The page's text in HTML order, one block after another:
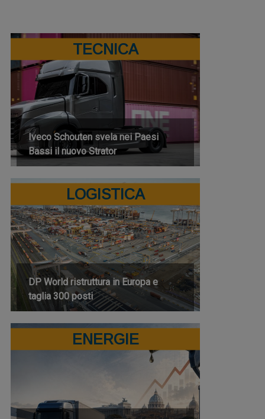
TECNICA
Iveco Schouten svela nei Paesi
Bassi il nuovo Strator
LOGISTICA
DP World ristruttura in Europa e
taglia 300 posti
ENERGIE